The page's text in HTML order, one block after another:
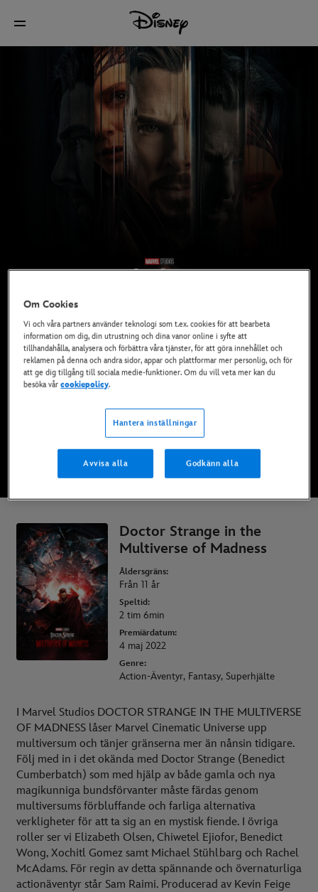
Finns nu på Disney+*, DVD och Blu-Ray och
digitalt
KÖP FILMEN
* Villkor gäller | Abonnemang från bara 69 kr/ per månad
Doctor Strange in the
Multiverse of Madness
Åldersgräns:
Från 11 år
Speltid:
2 tim 6min
Premiärdatum:
4 maj 2022
Genre:
Action-Äventyr, Fantasy, Superhjälte
I Marvel Studios DOCTOR STRANGE IN THE MULTIVERSE
OF MADNESS låser Marvel Cinematic Universe upp
multiversum och tänjer gränserna mer än nånsin tidigare.
Följ med in i det okända med Doctor Strange (Benedict
Cumberbatch) som med hjälp av både gamla och nya
magikunniga bundsförvanter måste färdas genom
multiversums förbluffande och farliga alternativa
verkligheter för att ta sig an en mystisk fiende. I övriga
roller ser vi Elizabeth Olsen, Chiwetel Ejiofor, Benedict
Wong, Xochitl Gomez samt Michael Stühlbarg och Rachel
McAdams. För regin av detta spännande och övernaturliga
actionäventyr står Sam Raimi. Producerad av Kevin Feige
Om Cookies
Vi och våra partners använder teknologi som t.ex. cookies för att bearbeta
information om dig, din utrustning och dina vanor online i syfte att
tillhandahålla, analysera och förbättra våra tjänster, för att göra innehållet och
reklamen på denna och andra sidor, appar och plattformar mer personlig, och för
att ge dig tillgång till sociala medie-funktioner. Om du vill veta mer kan du
besöka vårcookiepolicy.
Hantera inställningar
Avvisa alla Godkänn alla